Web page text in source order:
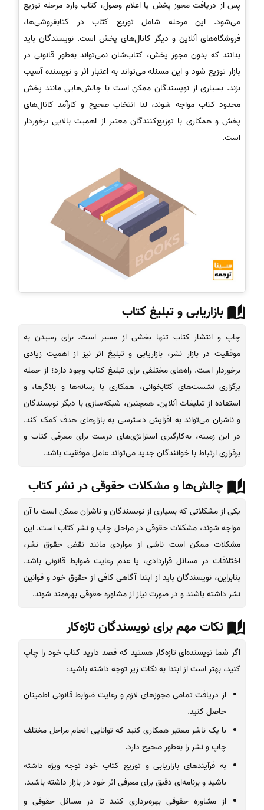
پس از دریافت مجوز پخش یا اعلام وصول، کتاب وارد مرحله توزیع
می‌شود. این مرحله شامل توزیع کتاب در کتابفروشی‌ها،
فروشگاه‌های آنلاین و دیگر کانال‌های پخش است. نویسندگان باید
بدانند که بدون مجوز پخش، کتاب‌شان نمی‌تواند به‌طور قانونی در
بازار توزیع شود و این مسئله می‌تواند به اعتبار اثر و نویسنده آسیب
بزند. بسیاری از نویسندگان ممکن است با چالش‌هایی مانند پخش
محدود کتاب مواجه شوند، لذا انتخاب صحیح و کارآمد کانال‌های
پخش و همکاری با توزیع‌کنندگان معتبر از اهمیت بالایی برخوردار
است.
بازاریابی و تبلیغ کتاب
چاپ و انتشار کتاب تنها بخشی از مسیر است. برای رسیدن به
موفقیت در بازار نشر، بازاریابی و تبلیغ اثر نیز از اهمیت زیادی
برخوردار است. راه‌های مختلفی برای تبلیغ کتاب وجود دارد؛ از جمله
برگزاری نشست‌های کتابخوانی، همکاری با رسانه‌ها و بلاگرها، و
استفاده از تبلیغات آنلاین. همچنین، شبکه‌سازی با دیگر نویسندگان
و ناشران می‌تواند به افزایش دسترسی به بازارهای هدف کمک کند.
در این زمینه، به‌کارگیری استراتژی‌های درست برای معرفی کتاب و
برقراری ارتباط با خوانندگان جدید می‌تواند عامل موفقیت باشد.
چالش‌ها و مشکلات حقوقی در نشر کتاب
یکی از مشکلاتی که بسیاری از نویسندگان و ناشران ممکن است با آن
مواجه شوند، مشکلات حقوقی در مراحل چاپ و نشر کتاب است. این
مشکلات ممکن است ناشی از مواردی مانند نقض حقوق نشر،
اختلافات در مسائل قراردادی، یا عدم رعایت ضوابط قانونی باشد.
بنابراین، نویسندگان باید از ابتدا آگاهی کافی از حقوق خود و قوانین
نشر داشته باشند و در صورت نیاز از مشاوره حقوقی بهره‌مند شوند.
نکات مهم برای نویسندگان تازه‌کار
اگر شما نویسنده‌ای تازه‌کار هستید که قصد دارید کتاب خود را چاپ
کنید، بهتر است از ابتدا به نکات زیر توجه داشته باشید:
از دریافت تمامی مجوزهای لازم و رعایت ضوابط قانونی اطمینان
حاصل کنید.
با یک ناشر معتبر همکاری کنید که توانایی انجام مراحل مختلف
چاپ و نشر را به‌طور صحیح دارد.
به فرآیندهای بازاریابی و توزیع کتاب خود توجه ویژه داشته
باشید و برنامه‌ای دقیق برای معرفی اثر خود در بازار داشته باشید.
از مشاوره حقوقی بهره‌برداری کنید تا در مسائل حقوقی و